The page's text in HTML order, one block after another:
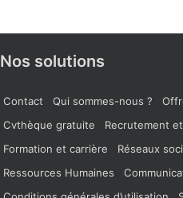
Nos solutions
Contact Qui sommes-nous ?
Cvthèque gratuite
Recrutement
Formation et carrière
Réseaux
Ressources Humaines